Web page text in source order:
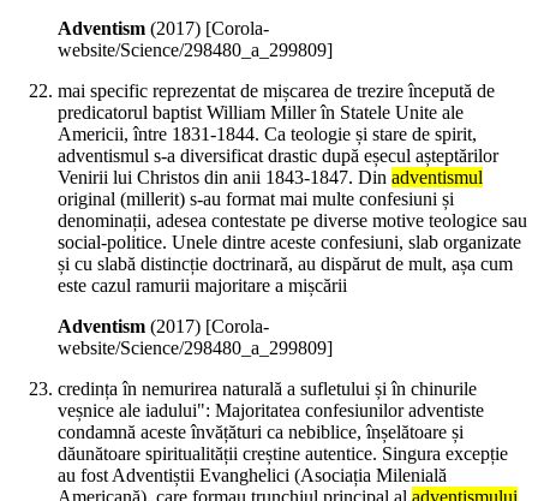
Adventism (2017) [Corola-
website/Science/298480_a_299809]
mai specific reprezentat de mișcarea de trezire începută de
predicatorul baptist William Miller în Statele Unite ale
Americii, între 1831-1844. Ca teologie și stare de spirit,
adventismul s-a diversificat drastic după eșecul așteptărilor
Venirii lui Christos din anii 1843-1847. Din adventismul
original (millerit) s-au format mai multe confesiuni și
denominații, adesea contestate pe diverse motive teologice sau
social-politice. Unele dintre aceste confesiuni, slab organizate
și cu slabă distincție doctrinară, au dispărut de mult, așa cum
este cazul ramurii majoritare a mișcării
Adventism (2017) [Corola-
website/Science/298480_a_299809]
credința în nemurirea naturală a sufletului și în chinurile
veșnice ale iadului": Majoritatea confesiunilor adventiste
condamnă aceste învățături ca nebiblice, înșelătoare și
dăunătoare spiritualității creștine autentice. Singura excepție
au fost Adventiștii Evanghelici (Asociația Milenială